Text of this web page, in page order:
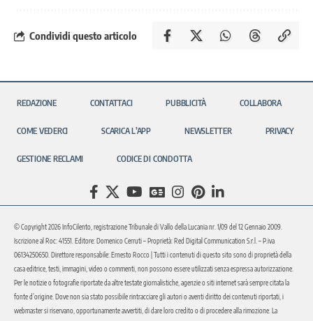
Condividi questo articolo
REDAZIONE CONTATTACI PUBBLICITÀ COLLABORA
COME VEDERCI SCARICA L’APP NEWSLETTER PRIVACY
GESTIONE RECLAMI CODICE DI CONDOTTA
© Copyright 2026 InfoCilento, registrazione Tribunale di Vallo della Lucania nr. 1/09 del 12 Gennaio 2009.
Iscrizione al Roc: 41551. Editore: Domenico Cerruti – Proprietà: Red Digital Communication S.r.l. – P.iva
06134250650. Direttore responsabile: Ernesto Rocco | Tutti i contenuti di questo sito sono di proprietà della
casa editrice, testi, immagini, video o commenti, non possono essere utilizzati senza espressa autorizzazione.
Per le notizie o fotografie riportate da altre testate giornalistiche, agenzie o siti internet sarà sempre citata la
fonte d’origine. Dove non sia stato possibile rintracciare gli autori o aventi diritto dei contenuti riportati, i
webmaster si riservano, opportunamente avvertiti, di dare loro credito o di procedere alla rimozione. La